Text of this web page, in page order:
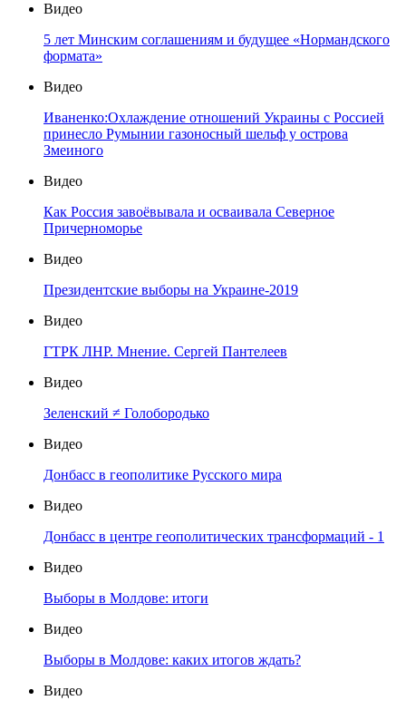
Видео
5 лет Минским соглашениям и будущее «Нормандского
формата»
Видео
Иваненко:Охлаждение отношений Украины с Россией
принесло Румынии газоносный шельф у острова
Змеиного
Видео
Как Россия завоёвывала и осваивала Северное
Причерноморье
Видео
Президентские выборы на Украине-2019
Видео
ГТРК ЛНР. Мнение. Сергей Пантелеев
Видео
Зеленский ≠ Голобородько
Видео
Донбасс в геополитике Русского мира
Видео
Донбасс в центре геополитических трансформаций - 1
Видео
Выборы в Молдове: итоги
Видео
Выборы в Молдове: каких итогов ждать?
Видео